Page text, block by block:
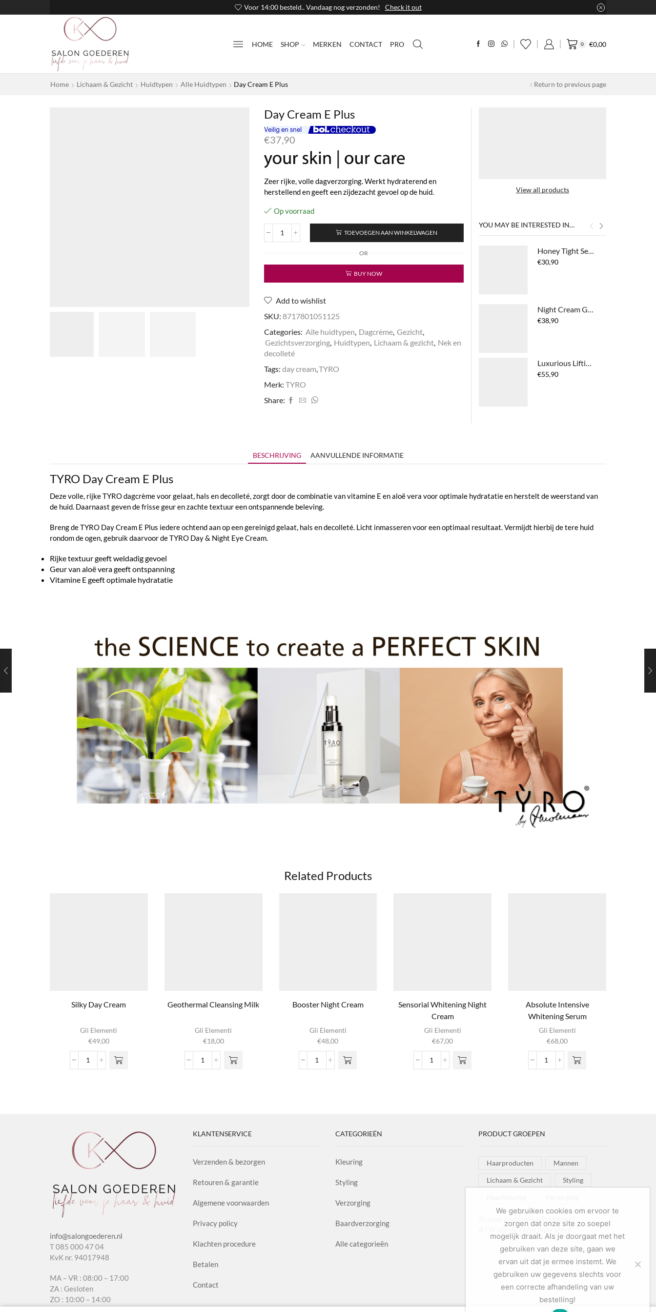
Voor 14:00 besteld.. Vandaag nog verzonden! Check it out
HOME SHOP MERKEN CONTACT PRO 0 €0,00
Home Lichaam & Gezicht Huidtypen Alle Huidtypen Day Cream E Plus Return to previous page
Day Cream E Plus
€37,90
Zeer rijke, volle dagverzorging. Werkt hydraterend en
herstellend en geeft een zijdezacht gevoel op de huid.
Op voorraad
Day
Plus
TOEVOEGEN AAN WINKELWAGEN
OR
BUY NOW
Add to wishlist
SKU: 8717801051125
Categories: Alle huidtypen, Dagcrème, Gezicht,
Gezichtsverzorging, Huidtypen, Lichaam & gezicht, Nek en
decolleté
Tags: day cream,TYRO
Merk: TYRO
Share:
View all products
YOU MAY BE INTERESTED IN…
Honey Tight Serum
€30,90
Night Cream Gold
€38,90
Luxurious Lifting Day Cream SPF15
€55,90
BESCHRIJVING AANVULLENDE INFORMATIE
TYRO Day Cream E Plus
Deze volle, rijke TYRO dagcrème voor gelaat, hals en decolleté, zorgt door de combinatie van vitamine E en aloë vera voor optimale hydratatie en herstelt de weerstand van
de huid. Daarnaast geven de frisse geur en zachte textuur een ontspannende beleving.
Breng de TYRO Day Cream E Plus iedere ochtend aan op een gereinigd gelaat, hals en decolleté. Licht inmasseren voor een optimaal resultaat. Vermijdt hierbij de tere huid
rondom de ogen, gebruik daarvoor de TYRO Day & Night Eye Cream.
Rijke textuur geeft weldadig gevoel
Geur van aloë vera geeft ontspanning
Vitamine E geeft optimale hydratatie
Related Products
Silky Day Cream
Gli Elementi
€49,00
Silky
Geothermal Cleansing Milk
Gli Elementi
€18,00
Geothermal
Booster Night Cream
Gli Elementi
€48,00
Booster
Sensorial Whitening Night
Cream
Gli Elementi
€67,00
Sensorial
Absolute Intensive
Whitening Serum
Gli Elementi
€68,00
Absolute
info@salongoederen.nl
T 085 000 47 04
KvK nr. 94017948
MA – VR : 08:00 – 17:00
ZA : Gesloten
ZO : 10:00 – 14:00
KLANTENSERVICE
Verzenden & bezorgen
Retouren & garantie
Algemene voorwaarden
Privacy policy
Klachten procedure
Betalen
Contact
CATEGORIEËN
Kleuring
Styling
Verzorging
Baardverzorging
Alle categorieën
PRODUCT GROEPEN
Haarproducten Mannen
Lichaam & Gezicht Styling
Al onze goederen zijn inclusief
BTW afgebeeld in onze shop!
We gebruiken cookies om ervoor te
zorgen dat onze site zo soepel
mogelijk draait. Als je doorgaat met het
gebruiken van deze site, gaan we
ervan uit dat je ermee instemt. We
gebruiken uw gegevens slechts voor
een correcte afhandeling van uw
bestelling!